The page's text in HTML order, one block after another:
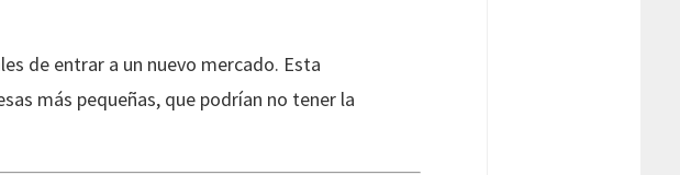
de entrar a un nuevo mercado. Esta
más pequeñas, que podrían no tener la